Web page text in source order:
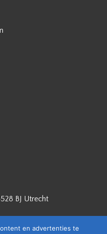
BJ Utrecht
BJ Utrecht
en advertenties te